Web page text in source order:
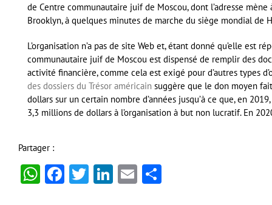
de Centre communautaire juif de Moscou, dont l’adresse
Brooklyn, à quelques minutes de marche du siège mondial de
L’organisation n’a pas de site Web et, étant donné qu’elle est
communautaire juif de Moscou est dispensé de remplir des
activité financière, comme cela est exigé pour d’autres types
des dossiers du Trésor américain suggère que le don moyen
dollars sur un certain nombre d’années jusqu’à ce que, en
3,3 millions de dollars à l’organisation à but non lucratif. En
Partager :
WhatsApp
Facebook
Twitter
LinkedIn
Email